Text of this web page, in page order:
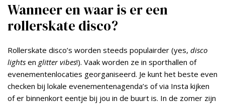
Wanneer en waar is er een
rollerskate disco?
Rollerskate disco’s worden steeds populairder (yes, disco
lights en glitter vibes!). Vaak worden ze in sporthallen of
evenementenlocaties georganiseerd. Je kunt het beste even
checken bij lokale evenementenagenda’s of via Insta kijken
of er binnenkort eentje bij jou in de buurt is. In de zomer zijn